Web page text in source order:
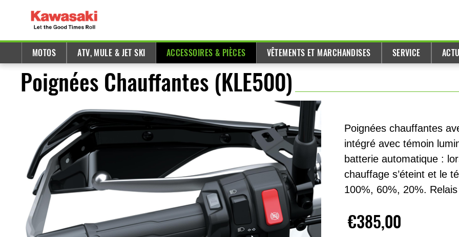
MOTOS ATV, MULE & JET SKI ACCESSOIRES & PIÈCES VÊTEMENTS ET MARCHANDISES SERVICE
Poignées Chauffantes (KLE500)
Poignées chauffantes
intégré avec témoin
batterie automatique :
chauffage s’éteint et le
100%, 60%, 20%.
€385,00